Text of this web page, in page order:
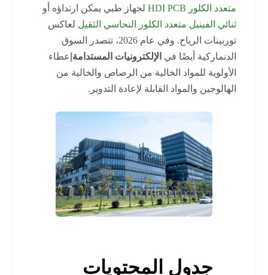
متعدد الكلور HDI PCB
لجهاز طبي يمكن ارتداؤه أو
ثنائي الفينيل متعدد الكلور النحاسي الثقيللعاكس
توربينات الرياح. وفي عام 2026، تتصدر السوق
الدنماركية أيضًا في الإلكترونيات المستدامةإعطاء
الأولوية للمواد الخالية من الرصاص والخالية من
الهالوجين والمواد القابلة لإعادة التدوير.
جدول المحتويات